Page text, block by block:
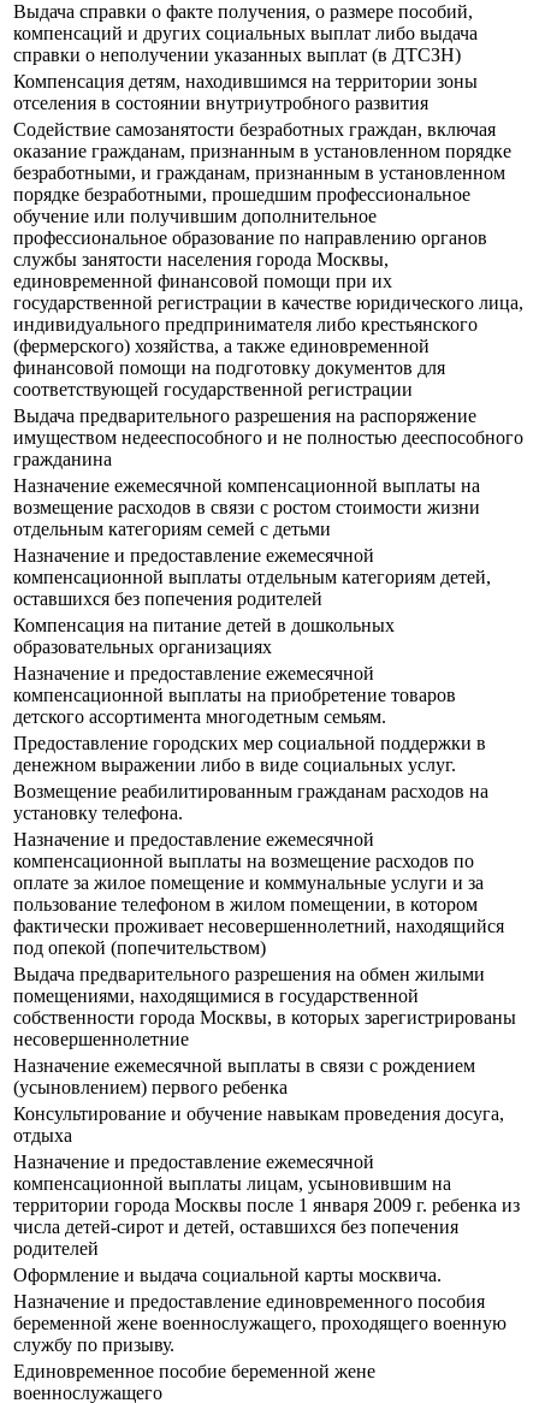
Выдача справки о факте получения, о размере пособий,
компенсаций и других социальных выплат либо выдача
справки о неполучении указанных выплат (в ДТСЗН)
Компенсация детям, находившимся на территории зоны
отселения в состоянии внутриутробного развития
Содействие самозанятости безработных граждан, включая
оказание гражданам, признанным в установленном порядке
безработными, и гражданам, признанным в установленном
порядке безработными, прошедшим профессиональное
обучение или получившим дополнительное
профессиональное образование по направлению органов
службы занятости населения города Москвы,
единовременной финансовой помощи при их
государственной регистрации в качестве юридического лица,
индивидуального предпринимателя либо крестьянского
(фермерского) хозяйства, а также единовременной
финансовой помощи на подготовку документов для
соответствующей государственной регистрации
Выдача предварительного разрешения на распоряжение
имуществом недееспособного и не полностью дееспособного
гражданина
Назначение ежемесячной компенсационной выплаты на
возмещение расходов в связи с ростом стоимости жизни
отдельным категориям семей с детьми
Назначение и предоставление ежемесячной
компенсационной выплаты отдельным категориям детей,
оставшихся без попечения родителей
Компенсация на питание детей в дошкольных
образовательных организациях
Назначение и предоставление ежемесячной
компенсационной выплаты на приобретение товаров
детского ассортимента многодетным семьям.
Предоставление городских мер социальной поддержки в
денежном выражении либо в виде социальных услуг.
Возмещение реабилитированным гражданам расходов на
установку телефона.
Назначение и предоставление ежемесячной
компенсационной выплаты на возмещение расходов по
оплате за жилое помещение и коммунальные услуги и за
пользование телефоном в жилом помещении, в котором
фактически проживает несовершеннолетний, находящийся
под опекой (попечительством)
Выдача предварительного разрешения на обмен жилыми
помещениями, находящимися в государственной
собственности города Москвы, в которых зарегистрированы
несовершеннолетние
Назначение ежемесячной выплаты в связи с рождением
(усыновлением) первого ребенка
Консультирование и обучение навыкам проведения досуга,
отдыха
Назначение и предоставление ежемесячной
компенсационной выплаты лицам, усыновившим на
территории города Москвы после 1 января 2009 г. ребенка из
числа детей-сирот и детей, оставшихся без попечения
родителей
Оформление и выдача социальной карты москвича.
Назначение и предоставление единовременного пособия
беременной жене военнослужащего, проходящего военную
службу по призыву.
Единовременное пособие беременной жене
военнослужащего